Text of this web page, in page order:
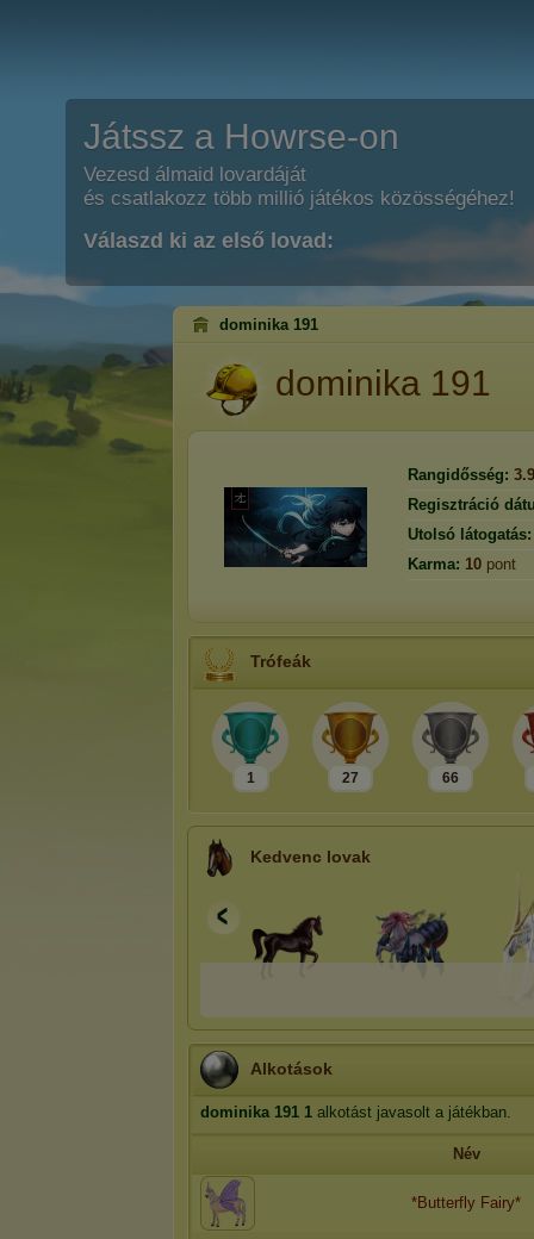
Játssz a Howrse-on
Vezesd álmaid lovardáját
és csatlakozz több millió játékos közösségéhez!
Válaszd ki az első lovad:
dominika 191
dominika 191
Rangidősség:
Regisztráció
Utolsó látogatás:
Karma: 10 pont
Trófeák
1 27 66
Kedvenc lovak
Alkotások
dominika 191 1 alkotást javasolt a játékban.
Név
*Butterfly Fairy*